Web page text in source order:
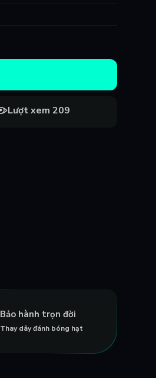
Lượt xem 209
Bảo hành trọn đời
Thay dây đánh bóng hạt